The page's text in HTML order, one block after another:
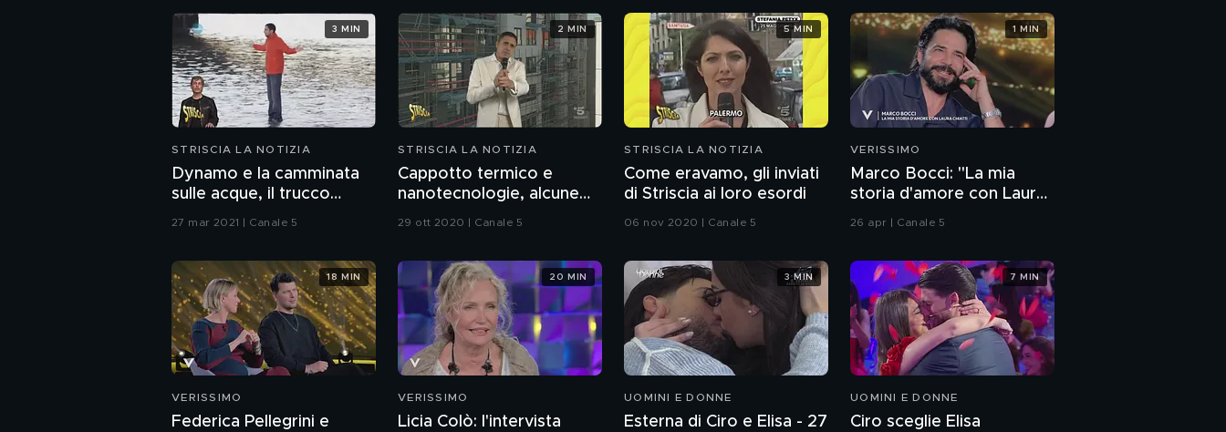
STRISCIA LA NOTIZIA
Dynamo e la camminata
sulle acque, il trucco
27 mar 2021 | Canale 5
3 MIN
STRISCIA LA NOTIZIA
Cappotto termico e
nanotecnologie, alcune
precisazioni
29 ott 2020 | Canale 5
2 MIN
STRISCIA LA NOTIZIA
Come eravamo, gli inviati
di Striscia ai loro esordi
06 nov 2020 | Canale 5
5 MIN
VERISSIMO
Marco Bocci: "La mia
storia d'amore con Laura
Chiatti"
26 apr | Canale 5
1 MIN
VERISSIMO
Federica Pellegrini e
18 MIN
VERISSIMO
Licia Colò: l'intervista
20 MIN
UOMINI E DONNE
Esterna di Ciro e Elisa - 27
3 MIN
UOMINI E DONNE
Ciro sceglie Elisa
7 MIN